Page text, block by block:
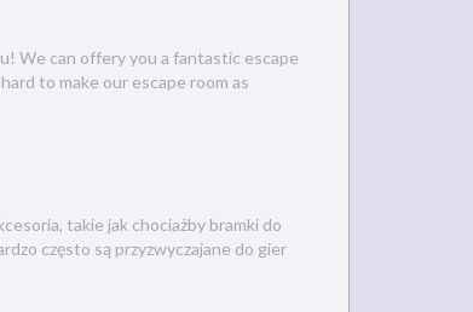
We can offery you a fantastic escape
to make our escape room as
takie jak chociażby bramki do
często są przyzwyczajane do gier